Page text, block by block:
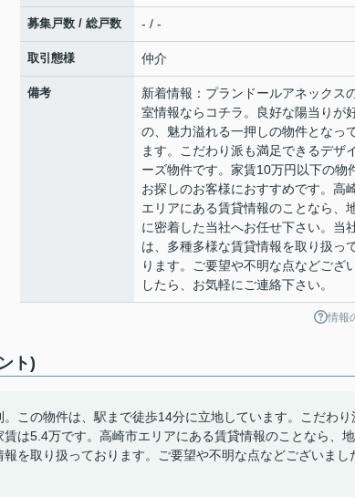
募集戸数 / 総戸数 - / -
取引態様 仲介
備考
新着情報：プランドールアネックス
室情報ならコチラ。良好な陽当りが
の、魅力溢れる一押しの物件となっ
ます。こだわり派も満足できるデザ
ーズ物件です。家賃10万円以下の物
お探しのお客様におすすめです。高
エリアにある賃貸情報のことなら、
に密着した当社へお任せ下さい。当
は、多種多様な賃貸情報を取り扱っ
ります。ご要望や不明な点などござ
したら、お気軽にご連絡下さい。
情報
ト)
この物件は、駅まで徒歩14分に立地しています。こだわり
は5.4万です。高崎市エリアにある賃貸情報のことなら、地
を取り扱っております。ご要望や不明な点などございまし